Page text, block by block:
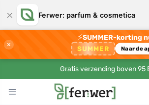
× Ferwer: parfum & cosmetica
×
⚡SUMMER-korting
SUMMER Naar de
Gratis verzending boven 95